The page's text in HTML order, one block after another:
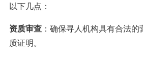
以下几点：
资质审查：确保寻人机构具有合法的
质证明。